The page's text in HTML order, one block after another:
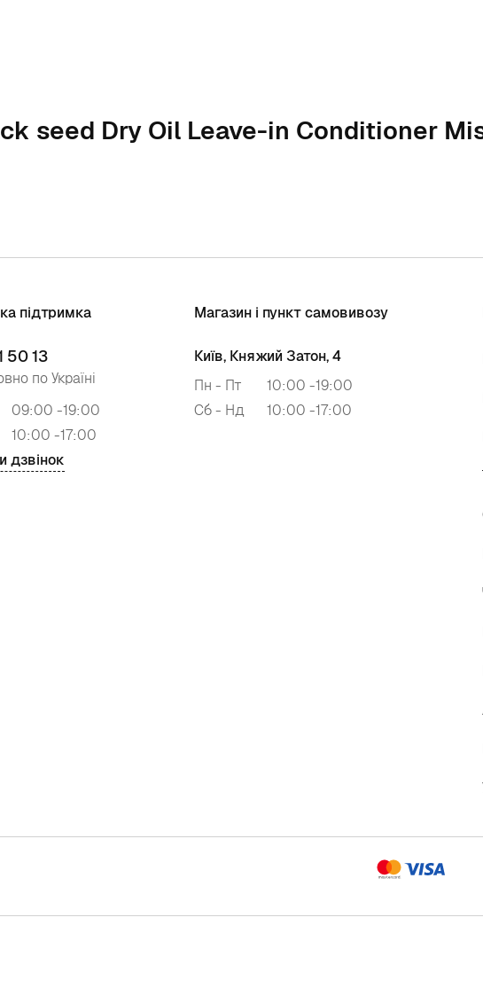
seed Dry Oil Leave-in Conditioner
підтримка
50 13
по Україні
09:00 -19:00
10:00 -17:00
дзвінок
Магазин і пункт самовивозу
Київ, Княжий Затон, 4
Пн - Пт
10:00 -19:00
Сб - Нд
10:00 -17:00